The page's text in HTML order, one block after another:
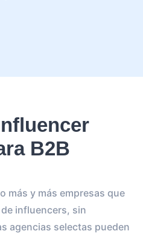
B2B
más y más empresas que
influencers, sin
agencias selectas pueden